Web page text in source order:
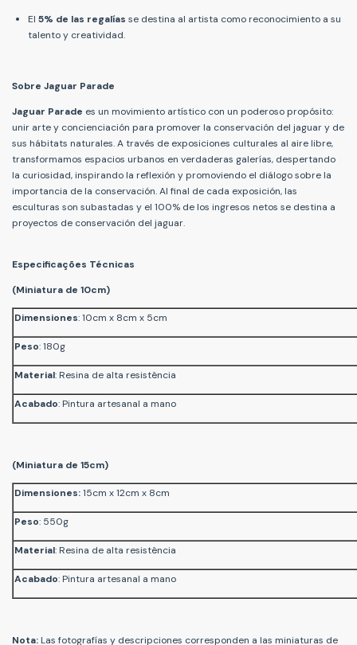
El 5% de las regalías se destina al artista como reconocimiento a su
talento y creatividad.
Sobre Jaguar Parade
Jaguar Parade es un movimiento artístico con un poderoso propósito:
unir arte y concienciación para promover la conservación del jaguar y de
sus hábitats naturales. A través de exposiciones culturales al aire libre,
transformamos espacios urbanos en verdaderas galerías, despertando
la curiosidad, inspirando la reflexión y promoviendo el diálogo sobre la
importancia de la conservación. Al final de cada exposición, las
esculturas son subastadas y el 100% de los ingresos netos se destina a
proyectos de conservación del jaguar.
Especificações Técnicas
(Miniatura de 10cm)
Dimensiones: 10cm x 8cm x 5cm
Peso: 180g
Material: Resina de alta resistência
Acabado: Pintura artesanal a mano
(Miniatura de 15cm)
Dimensiones:15cm x 12cm x 8cm
Peso: 550g
Material: Resina de alta resistência
Acabado: Pintura artesanal a mano
Nota:Las fotografías y descripciones corresponden a las miniaturas de